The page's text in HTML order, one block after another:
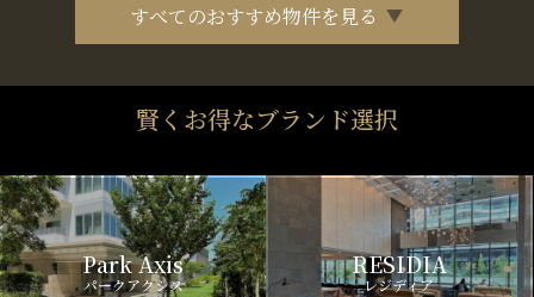
すべてのおすすめ物件を見る
賢くお得なブランド選択
Park Axis
パークアクシス
RESIDIA
レジディア